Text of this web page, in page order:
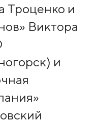
Троценко и
Виктора
и